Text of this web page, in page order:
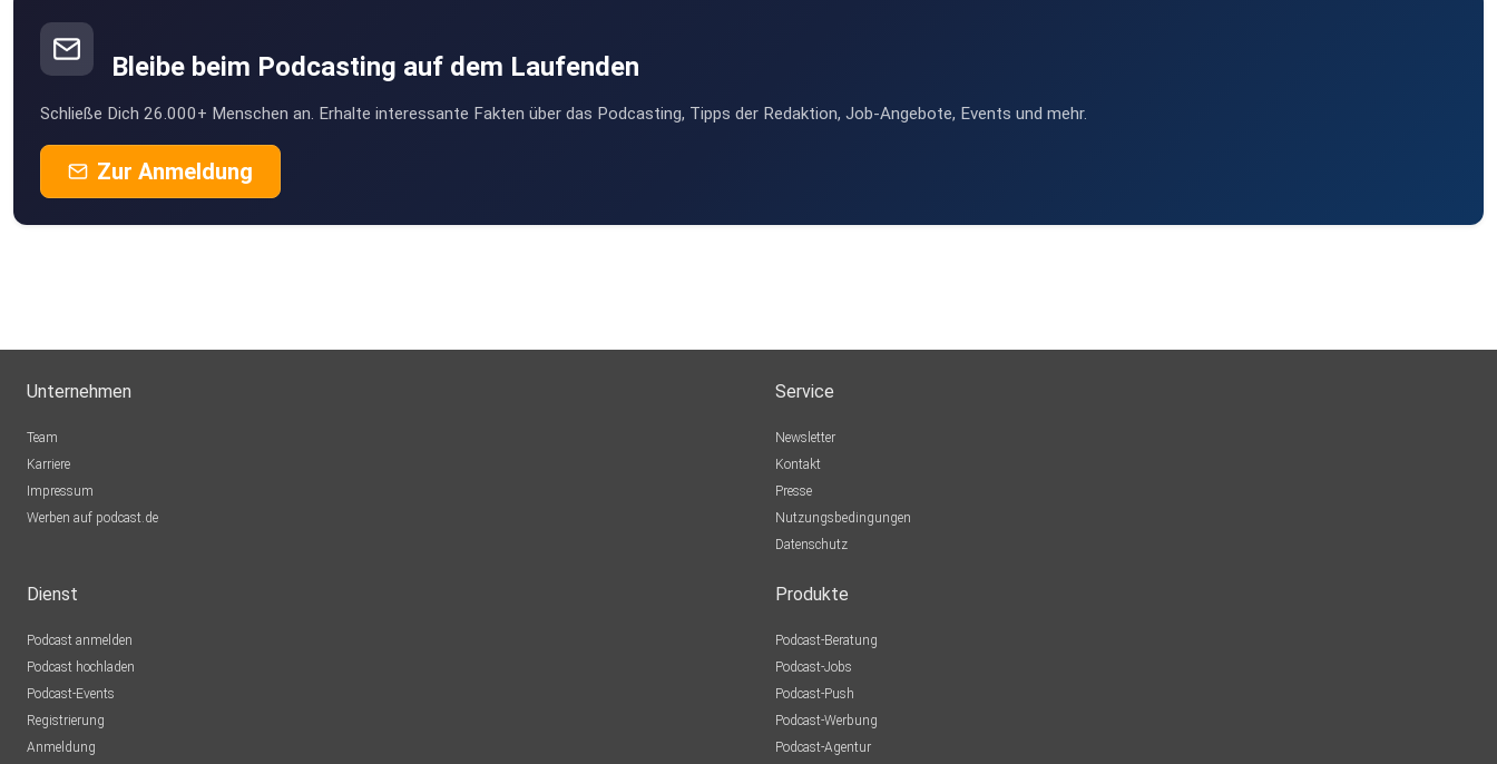
Bleibe beim Podcasting auf dem Laufenden
Schließe Dich 26.000+ Menschen an. Erhalte interessante Fakten über das Podcasting, Tipps der Redaktion, Job-Angebote, Events und mehr.
Zur Anmeldung
Unternehmen
Team
Karriere
Impressum
Werben auf podcast.de
Service
Newsletter
Kontakt
Presse
Nutzungsbedingungen
Datenschutz
Dienst
Podcast anmelden
Podcast hochladen
Podcast-Events
Registrierung
Anmeldung
Produkte
Podcast-Beratung
Podcast-Jobs
Podcast-Push
Podcast-Werbung
Podcast-Agentur